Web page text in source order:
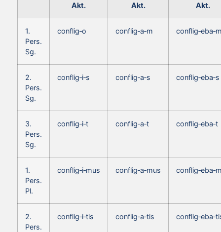
Akt.
Akt.
Akt.
1.
Pers.
Sg.
conflig‑o conflig‑a‑m
2.
Pers.
Sg.
conflig‑i‑s conflig‑a‑s conflig‑eba‑s
3.
Pers.
Sg.
conflig‑i‑t conflig‑a‑t conflig‑eba‑t
1.
Pers.
Pl.
conflig‑i‑mus conflig‑a‑mus
2.
Pers.
conflig‑i‑tis conflig‑a‑tis